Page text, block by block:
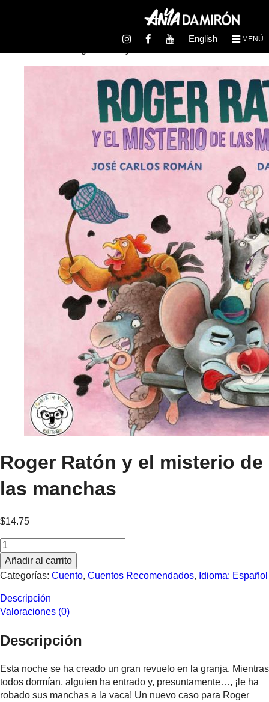
English MENÚ
Roger Ratón y el misterio de
las manchas
$14.75
Roger
Ratón
y
misterio
de
manchas
Añadir al carrito
Categorías: Cuento, Cuentos Recomendados, Idioma: Español
Descripción
Valoraciones (0)
Descripción
Esta noche se ha creado un gran revuelo en la granja. Mientras
todos dormían, alguien ha entrado y, presuntamente…, ¡le ha
robado sus manchas a la vaca! Un nuevo caso para Roger